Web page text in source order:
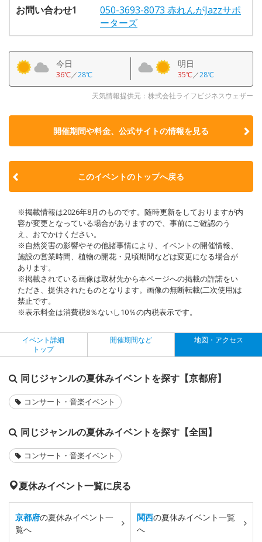
お問い合わせ1
050-3693-8073 赤れんがJazzサポ
ーターズ
今日
36℃／28℃
明日
35℃／28℃
天気情報提供元：株式会社ライフビジネスウェザー
開催期間や料金、公式サイトの情報を見る
このイベントのトップへ戻る
※掲載情報は2026年8月のものです。随時更新をしておりますが内
容が変更となっている場合がありますので、事前にご確認のう
え、おでかけください。
※自然災害の影響やその他諸事情により、イベントの開催情報、
施設の営業時間、植物の開花・見頃期間などは変更になる場合が
あります。
※掲載されている画像は取材先から本ページへの掲載の許諾をい
ただき、提供されたものとなります。画像の無断転載(二次使用)は
禁止です。
※表示料金は消費税8％ないし10％の内税表示です。
イベント詳細
トップ
開催期間など 地図・アクセス
同じジャンルの夏休みイベントを探す【京都府】
コンサート・音楽イベント
同じジャンルの夏休みイベントを探す【全国】
コンサート・音楽イベント
夏休みイベント一覧に戻る
京都府の夏休みイベント一
覧へ
関西の夏休みイベント一覧
へ